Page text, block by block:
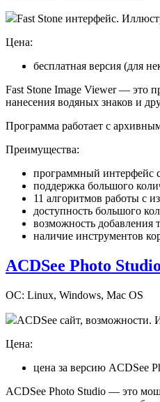
Fast Stone интерфейс.
Цена:
бесплатная версия (для
Fast Stone Image Viewer — это
нанесения водяных знаков и
Программа работает с
Преимущества:
программный интерфейс
поддержка большого
11 алгоритмов работы с
доступность большого
возможность добавления
наличие инструментов
ACDSee Photo Studio
ОС: Linux, Windows, Mac OS
ACDSee сайт, возможности.
Цена:
цена за версию ACDSee
ACDSee Photo Studio — это